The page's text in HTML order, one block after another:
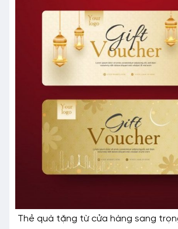
Thẻ quà tặng từ cửa hàng sang